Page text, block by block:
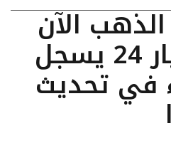
الآن
في مصر: عيار 24 يسجل
في تحديث